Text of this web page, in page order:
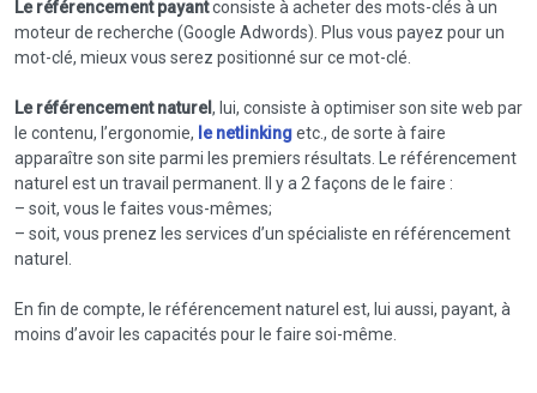
Le référencement payantconsiste à acheter des mots-clés à un
moteur de recherche (Google Adwords). Plus vous payez pour un
mot-clé, mieux vous serez positionné sur ce mot-clé.
Le référencement naturel, lui, consiste à optimiser son site web par
le contenu, l’ergonomie, le netlinkingetc., de sorte à faire
apparaître son site parmi les premiers résultats. Le référencement
naturel est un travail permanent. Il y a 2 façons de le faire :
– soit, vous le faites vous-mêmes;
– soit, vous prenez les services d’un spécialiste en référencement
naturel.
En fin de compte, le référencement naturel est, lui aussi, payant, à
moins d’avoir les capacités pour le faire soi-même.